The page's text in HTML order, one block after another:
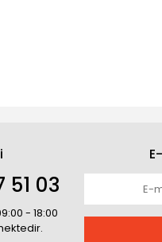
03
- 18:00